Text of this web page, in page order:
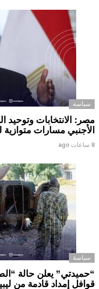
سياسة
مصر: الانتخابات وتوحيد
الأجنبي مسارات متوازية
8 ساعات ago
سياسة
“حميدتي” يعلن حالة
قوافل إمداد قادمة من